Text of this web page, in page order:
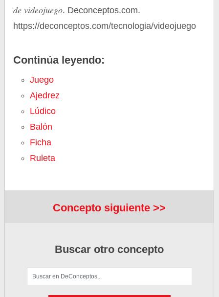
de videojuego. Deconceptos.com.
https://deconceptos.com/tecnologia/videojuego
Continúa leyendo:
Juego
Ajedrez
Lúdico
Balón
Ficha
Ruleta
Concepto siguiente >>
Buscar otro concepto